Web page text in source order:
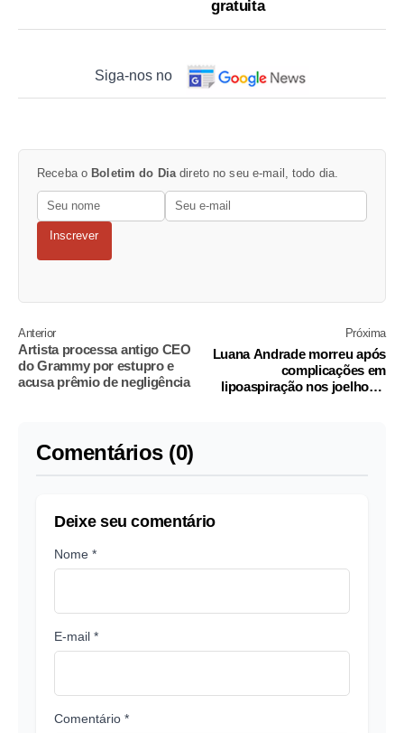
gratuita
Siga-nos no
Receba o Boletim do Diadireto no seu e-mail, todo dia.
Inscrever
Anterior
Artista processa antigo CEO
do Grammy por estupro e
acusa prêmio de negligência
Próxima
Luana Andrade morreu após
complicações em
lipoaspiração nos joelhos e
Comentários (0)
Deixe seu comentário
Nome *
E-mail *
Comentário *